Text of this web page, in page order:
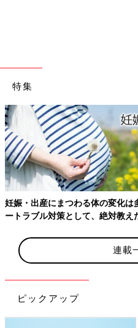
ーキャッチ ロングタイ
特集
妊娠・出産にまつわる体の変化
ートラブル対策として、絶対教
連載
ピックアップ